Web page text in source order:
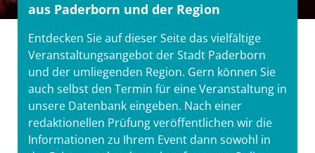
aus Paderborn und der Region
Entdecken Sie auf dieser Seite das vielfältige
Veranstaltungsangebot der Stadt Paderborn
und der umliegenden Region. Gern können Sie
auch selbst den Termin für eine Veranstaltung in
unsere Datenbank eingeben. Nach einer
redaktionellen Prüfung veröffentlichen wir die
Informationen zu Ihrem Event dann sowohl in